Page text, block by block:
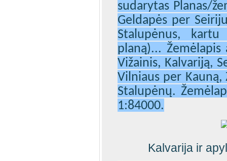
sudarytas Planas/
Geldapės per
Stalupėnus,
planą)...
Vižainis, Kalvariją,
Vilniaus per Kauną,
Stalupėnų.
1:84000.
Kalvarija ir